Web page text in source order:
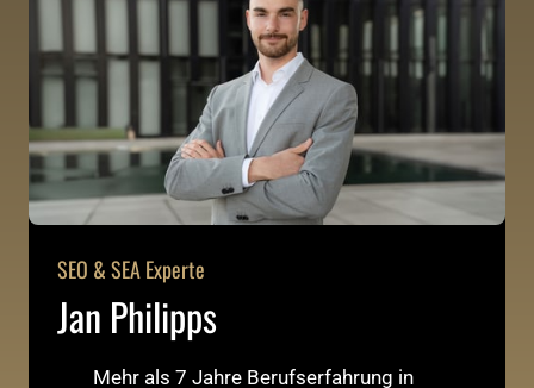
SEO & SEA Experte
Jan Philipps
Mehr als 7 Jahre Berufserfahrung in